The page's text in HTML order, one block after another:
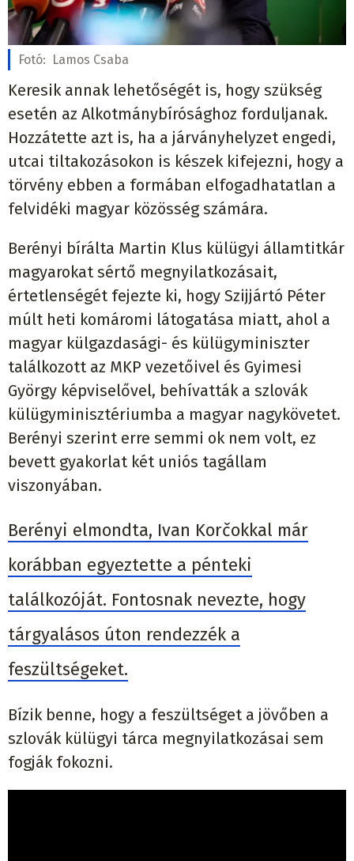
Fotó: Lamos Csaba
Keresik annak lehetőségét is, hogy szükség
esetén az Alkotmánybírósághoz forduljanak.
Hozzátette azt is, ha a járványhelyzet engedi,
utcai tiltakozásokon is készek kifejezni, hogy a
törvény ebben a formában elfogadhatatlan a
felvidéki magyar közösség számára.
Berényi bírálta Martin Klus külügyi államtitkár
magyarokat sértő megnyilatkozásait,
értetlenségét fejezte ki, hogy Szijjártó Péter
múlt heti komáromi látogatása miatt, ahol a
magyar külgazdasági- és külügyminiszter
találkozott az MKP vezetőivel és Gyimesi
György képviselővel, behívatták a szlovák
külügyminisztériumba a magyar nagykövetet.
Berényi szerint erre semmi ok nem volt, ez
bevett gyakorlat két uniós tagállam
viszonyában.
Berényi elmondta, Ivan Korčokkal már
korábban egyeztette a pénteki
találkozóját. Fontosnak nevezte, hogy
tárgyalásos úton rendezzék a
feszültségeket.
Bízik benne, hogy a feszültséget a jövőben a
szlovák külügyi tárca megnyilatkozásai sem
fogják fokozni.